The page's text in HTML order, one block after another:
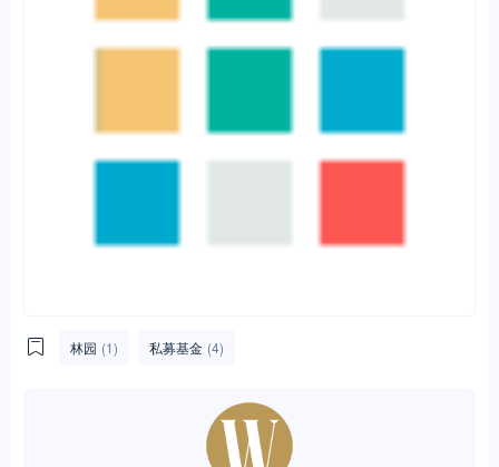
林园 (1) 私募基金 (4)